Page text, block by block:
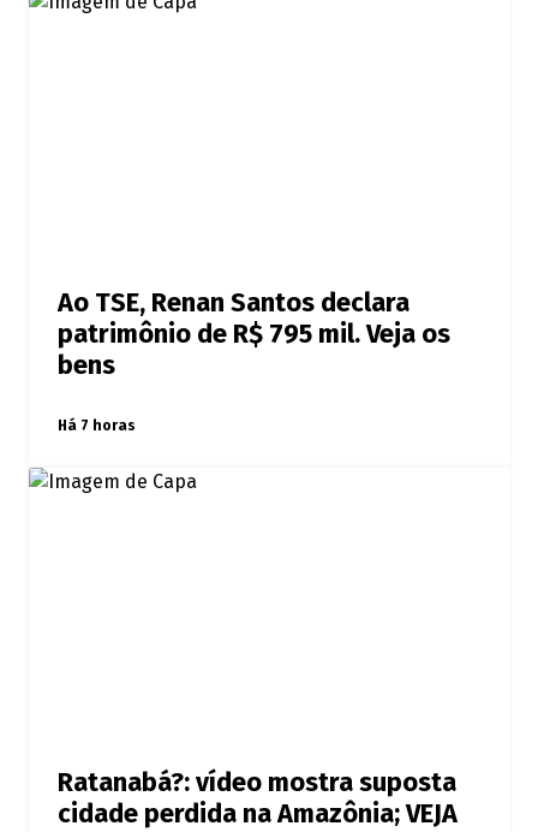
Ao TSE, Renan Santos declara
patrimônio de R$ 795 mil. Veja os
bens
Há 7 horas
Ratanabá?: vídeo mostra suposta
cidade perdida na Amazônia; VEJA